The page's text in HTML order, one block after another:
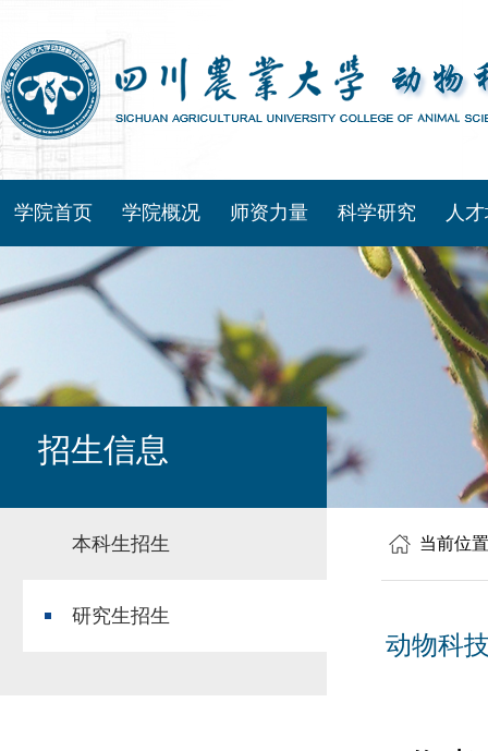
学院首页 学院概况 师资力量 科学研究 人
招生信息
本科生招生
研究生招生
当前位
动物科